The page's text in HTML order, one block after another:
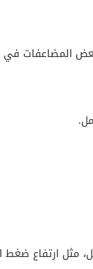
مثل ارتفاع